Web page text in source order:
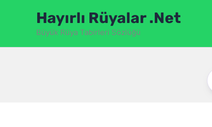
Hayırlı Rüyalar .Net
Büyük Rüya Tabirleri Sözlüğü